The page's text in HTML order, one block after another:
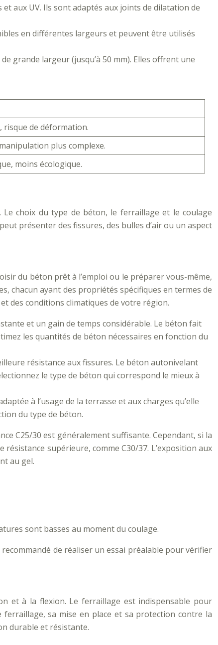
aux UV. Ils sont adaptés aux joints de dilatation de
en différentes largeurs et peuvent être utilisés
grande largeur (jusqu’à 50 mm). Elles offrent une
risque de déformation.
plus complexe.
moins écologique.
choix du type de béton, le ferraillage et le coulage
présenter des fissures, des bulles d’air ou un aspect
du béton prêt à l’emploi ou le préparer vous-même,
chacun ayant des propriétés spécifiques en termes de
des conditions climatiques de votre région.
et un gain de temps considérable. Le béton fait
les quantités de béton nécessaires en fonction du
résistance aux fissures. Le béton autonivelant
le type de béton qui correspond le mieux à
à l’usage de la terrasse et aux charges qu’elle
du type de béton.
C25/30 est généralement suffisante. Cependant, si la
supérieure, comme C30/37. L’exposition aux
au gel.
sont basses au moment du coulage.
de réaliser un essai préalable pour vérifier
et à la flexion. Le ferraillage est indispensable pour
sa mise en place et sa protection contre la
durable et résistante.